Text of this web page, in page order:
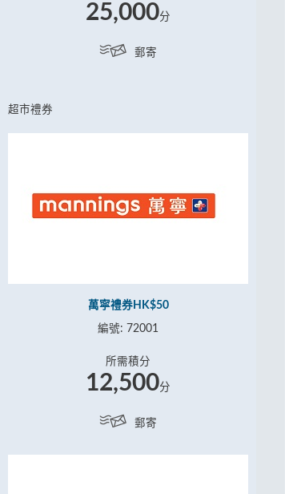
25,000分
郵寄
超市禮券
萬寜禮券HK$50
編號: 72001
所需積分
12,500分
郵寄